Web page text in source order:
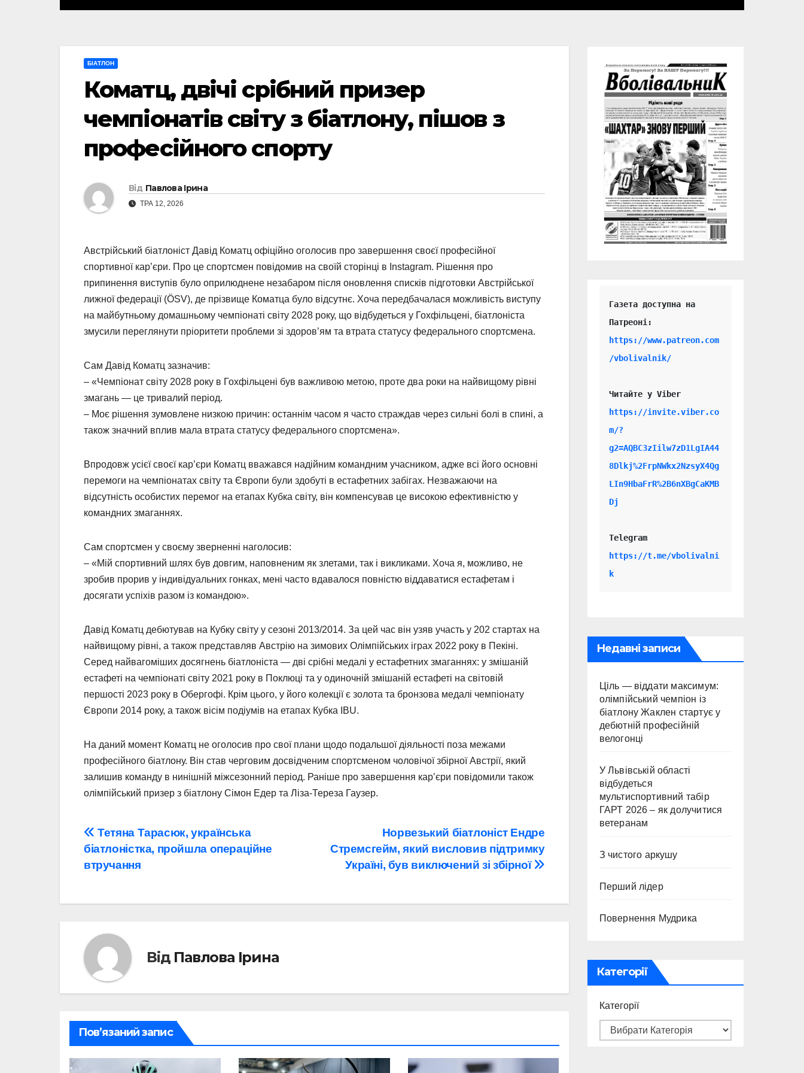
БІАТЛОН
Коматц, двічі срібний призер
чемпіонатів світу з біатлону, пішов з
професійного спорту
Від Павлова Ірина
ТРА 12, 2026
Австрійський біатлоніст Давід Коматц офіційно оголосив про завершення своєї професійної
спортивної кар’єри. Про це спортсмен повідомив на своїй сторінці в Instagram. Рішення про
припинення виступів було оприлюднене незабаром після оновлення списків підготовки Австрійської
лижної федерації (ÖSV), де прізвище Коматца було відсутнє. Хоча передбачалася можливість виступу
на майбутньому домашньому чемпіонаті світу 2028 року, що відбудеться у Гохфільцені, біатлоніста
змусили переглянути пріоритети проблеми зі здоров’ям та втрата статусу федерального спортсмена.
Сам Давід Коматц зазначив:
– «Чемпіонат світу 2028 року в Гохфільцені був важливою метою, проте два роки на найвищому рівні
змагань — це тривалий період.
– Моє рішення зумовлене низкою причин: останнім часом я часто страждав через сильні болі в спині, а
також значний вплив мала втрата статусу федерального спортсмена».
Впродовж усієї своєї кар’єри Коматц вважався надійним командним учасником, адже всі його основні
перемоги на чемпіонатах світу та Європи були здобуті в естафетних забігах. Незважаючи на
відсутність особистих перемог на етапах Кубка світу, він компенсував це високою ефективністю у
командних змаганнях.
Сам спортсмен у своєму зверненні наголосив:
– «Мій спортивний шлях був довгим, наповненим як злетами, так і викликами. Хоча я, можливо, не
зробив прорив у індивідуальних гонках, мені часто вдавалося повністю віддаватися естафетам і
досягати успіхів разом із командою».
Давід Коматц дебютував на Кубку світу у сезоні 2013/2014. За цей час він узяв участь у 202 стартах на
найвищому рівні, а також представляв Австрію на зимових Олімпійських іграх 2022 року в Пекіні.
Серед найвагоміших досягнень біатлоніста — дві срібні медалі у естафетних змаганнях: у змішаній
естафеті на чемпіонаті світу 2021 року в Поклюці та у одиночній змішаній естафеті на світовій
першості 2023 року в Обергофі. Крім цього, у його колекції є золота та бронзова медалі чемпіонату
Європи 2014 року, а також вісім подіумів на етапах Кубка IBU.
На даний момент Коматц не оголосив про свої плани щодо подальшої діяльності поза межами
професійного біатлону. Він став черговим досвідченим спортсменом чоловічої збірної Австрії, який
залишив команду в нинішній міжсезонний період. Раніше про завершення кар’єри повідомили також
олімпійський призер з біатлону Сімон Едер та Ліза-Тереза Гаузер.
Навігація
записів
Норвезький біатлоніст Ендре
Стремсгейм, який висловив підтримку
Україні, був виключений зі збірної
Тетяна Тарасюк, українська
біатлоністка, пройшла операційне
втручання
Від Павлова Ірина
Пов’язаний запис
Газета доступна на
https://www.patreon.com
/vbolivalnik/
Читайте у Viber
https://invite.viber.co
m/?
g2=AQBC3zIilw7zD1LgIA44
8Dlkj%2FrpNWkx2NzsyX4Qg
LIn9HbaFrR%2B6nXBgCaKMB
Dj
Telegram
https://t.me/vbolivalni
k
Недавні записи
Ціль — віддати максимум:
олімпійський чемпіон із
біатлону Жаклен стартує у
дебютній професійній
велогонці
У Львівській області
відбудеться
мультиспортивний табір
ГАРТ 2026 – як долучитися
ветеранам
З чистого аркушу
Перший лідер
Повернення Мудрика
Категорії
Категорії